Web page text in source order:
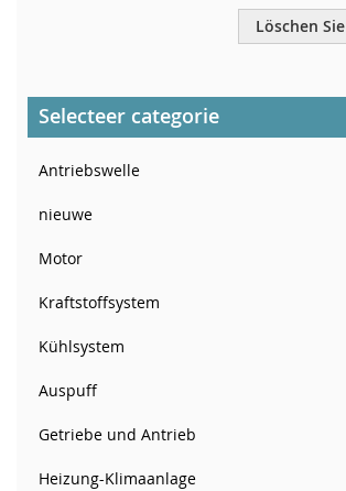
Löschen Sie
Selecteer categorie
Antriebswelle
nieuwe
Motor
Kraftstoffsystem
Kühlsystem
Auspuff
Getriebe und Antrieb
Heizung-Klimaanlage